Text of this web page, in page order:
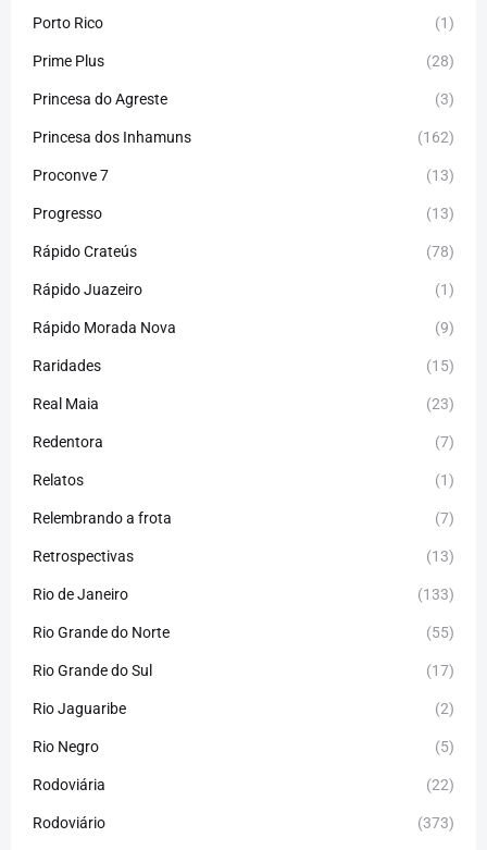
Porto Rico (1)
Prime Plus (28)
Princesa do Agreste (3)
Princesa dos Inhamuns (162)
Proconve 7 (13)
Progresso (13)
Rápido Crateús (78)
Rápido Juazeiro (1)
Rápido Morada Nova (9)
Raridades (15)
Real Maia (23)
Redentora (7)
Relatos (1)
Relembrando a frota (7)
Retrospectivas (13)
Rio de Janeiro (133)
Rio Grande do Norte (55)
Rio Grande do Sul (17)
Rio Jaguaribe (2)
Rio Negro (5)
Rodoviária (22)
Rodoviário (373)